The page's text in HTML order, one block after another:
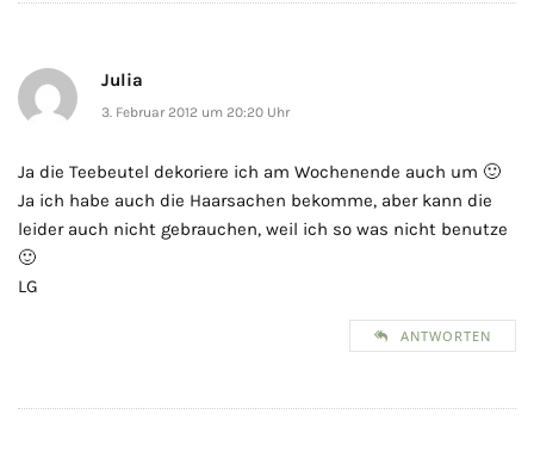
Julia
3. Februar 2012 um 20:20 Uhr
Ja die Teebeutel dekoriere ich am Wochenende auch um 🙂
Ja ich habe auch die Haarsachen bekomme, aber kann die
leider auch nicht gebrauchen, weil ich so was nicht benutze
🙂
LG
ANTWORTEN